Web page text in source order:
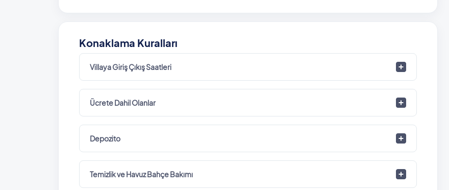
Konaklama Kuralları
Villaya Giriş Çıkış Saatleri
Ücrete Dahil Olanlar
Depozito
Temizlik ve Havuz Bahçe Bakımı